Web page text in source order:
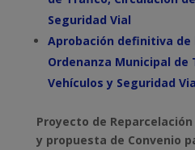
Seguridad Vial
Aprobación definitiva
Ordenanza Municipal de
Vehículos y Seguridad
Proyecto de
y propuesta de Convenio